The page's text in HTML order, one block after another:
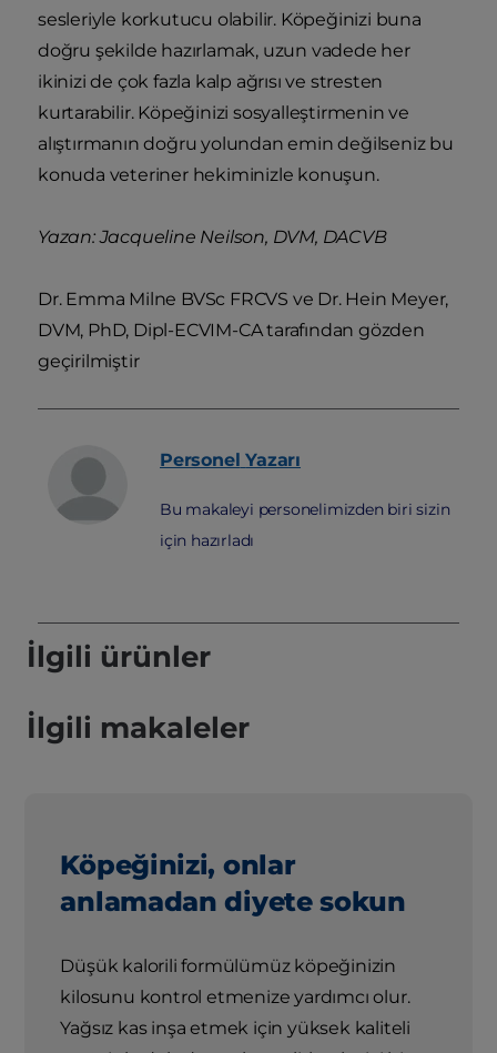
sesleriyle korkutucu olabilir. Köpeğinizi buna
doğru şekilde hazırlamak, uzun vadede her
ikinizi de çok fazla kalp ağrısı ve stresten
kurtarabilir. Köpeğinizi sosyalleştirmenin ve
alıştırmanın doğru yolundan emin değilseniz bu
konuda veteriner hekiminizle konuşun.
Yazan: Jacqueline Neilson, DVM, DACVB
Dr. Emma Milne BVSc FRCVS ve Dr. Hein Meyer,
DVM, PhD, Dipl-ECVIM-CA tarafından gözden
geçirilmiştir
Personel Yazarı
Bu makaleyi personelimizden biri sizin
için hazırladı
İlgili ürünler
İlgili makaleler
Köpeğinizi, onlar
anlamadan diyete sokun
Düşük kalorili formülümüz köpeğinizin
kilosunu kontrol etmenize yardımcı olur.
Yağsız kas inşa etmek için yüksek kaliteli